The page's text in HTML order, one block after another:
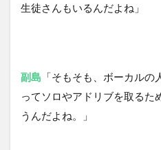
生徒さんもいるんだよね」
副島 「そもそも、ボーカル
ってソロやアドリブを取るた
うんだよね。」